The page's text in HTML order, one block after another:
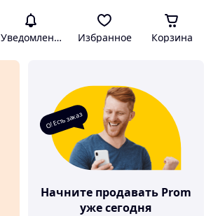
Уведомления Избранное Корзина
О! Есть заказ
Начните продавать Prom
уже сегодня